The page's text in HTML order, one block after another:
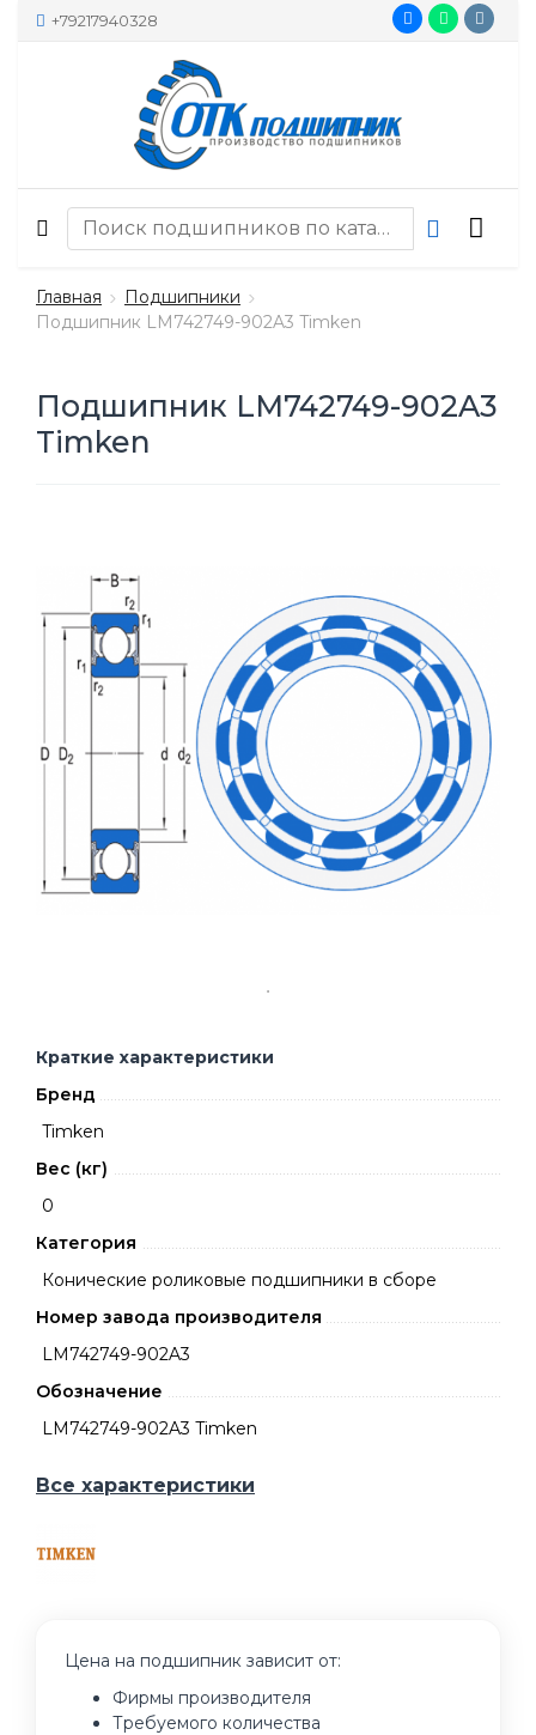
+79217940328
Главная
Подшипники
Подшипник LM742749-902A3 Timken
Подшипник LM742749-902A3
Timken
Краткие характеристики
Бренд
Timken
Вес (кг)
0
Категория
Конические роликовые подшипники в сборе
Номер завода производителя
LM742749-902A3
Обозначение
LM742749-902A3 Timken
Все характеристики
Цена на подшипник зависит от:
Фирмы производителя
Требуемого количества